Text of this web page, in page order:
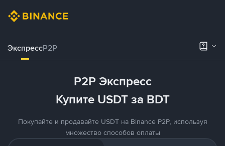
ЭкспрессP2P
P2P Экспресс
Купите USDT за BDT
Покупайте и продавайте USDT на Binance P2P, используя
множество способов оплаты